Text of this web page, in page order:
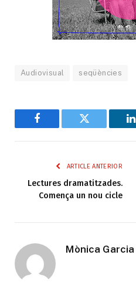
Audiovisual seqüències
Facebook Twitter
ARTICLE ANTERIOR
Lectures dramatitzades.
Comença un nou cicle
Mònica